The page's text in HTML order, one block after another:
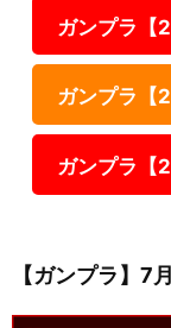
ガンプラ【
ガンプラ【
ガンプラ【
【ガンプラ】7